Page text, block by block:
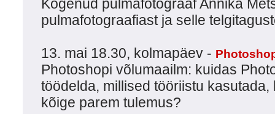
Kogenud pulmafotograaf Annika
pulmafotograafiast ja selle
13. mai 18.30, kolmapäev -
Photoshopi võlumaailm: kuidas
töödelda, millised tööriistu
kõige parem tulemus?